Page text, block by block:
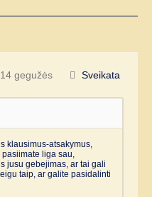
gegužės Sveikata
klausimus-atsakymus,
liga sau,
jusu gebejimas, ar tai gali
taip, ar galite pasidalinti